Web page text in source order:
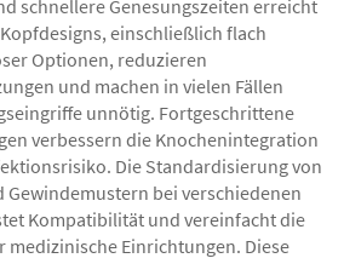
schnellere Genesungszeiten erreicht
einschließlich flach
Optionen, reduzieren
und machen in vielen Fällen
unnötig. Fortgeschrittene
verbessern die Knochenintegration
Die Standardisierung von
bei verschiedenen
Kompatibilität und vereinfacht die
Einrichtungen. Diese